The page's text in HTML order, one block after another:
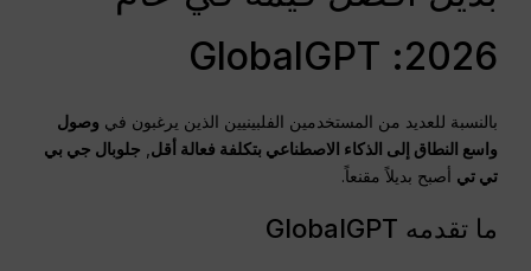
2026: GlobalGPT
بالنسبة للعديد من المستخدمين الفلبينيين الذين يرغبون في وصول
واسع النطاق إلى الذكاء الاصطناعي بتكلفة فعالة أقل جلوبال جي بي
تي تي أصبح بديلاً مقنعاً.
ما تقدمه GlobalGPT